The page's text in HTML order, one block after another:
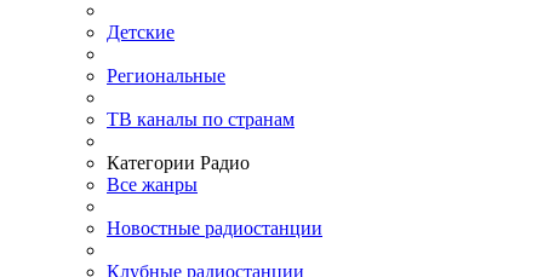
Детские
Региональные
ТВ каналы по странам
Категории Радио
Все жанры
Новостные радиостанции
Клубные радиостанции